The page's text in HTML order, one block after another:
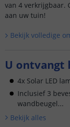
van 4 verkrijgbaar.
aan uw tuin!
Bekijk volledige
U ontvangt
4x Solar LED
Inclusief 3
wandbeugel...
Bekijk alles